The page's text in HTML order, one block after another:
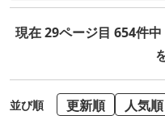
現在 29ページ目 654件
並び順 更新順 人気順